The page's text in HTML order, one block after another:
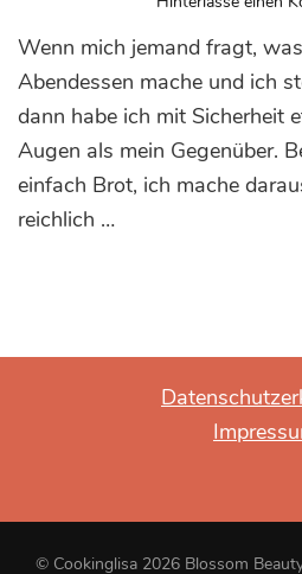
Wenn mich jemand fragt,
Abendessen mache und ich
dann habe ich mit Sicherheit
Augen als mein Gegenüber.
einfach Brot, ich mache
reichlich …
© Cookinglisa 2026Blossom